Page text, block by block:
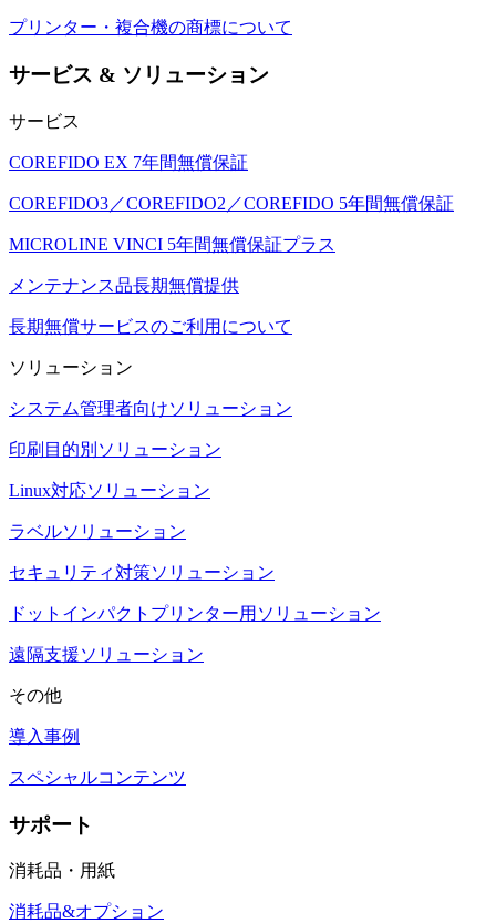
プリンター・複合機の商標について
サービス & ソリューション
サービス
COREFIDO EX 7年間無償保証
COREFIDO3／COREFIDO2／COREFIDO 5年間無償保証
MICROLINE VINCI 5年間無償保証プラス
メンテナンス品長期無償提供
長期無償サービスのご利用について
ソリューション
システム管理者向けソリューション
印刷目的別ソリューション
Linux対応ソリューション
ラベルソリューション
セキュリティ対策ソリューション
ドットインパクトプリンター用ソリューション
遠隔支援ソリューション
その他
導入事例
スペシャルコンテンツ
サポート
消耗品・用紙
消耗品&オプション